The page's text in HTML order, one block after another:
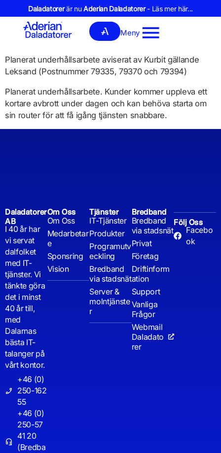
Daladatorerär nuAderian Daladatorer- Läs mer här...
Meny
Planerat underhållsarbete aviserat av Kurbit gällande
Leksand (Postnummer 79335, 79370 och 79394)
Planerat underhållsarbete. Kunder kommer uppleva ett
kortare avbrott under dagen och kan behöva starta om
sin router för att få igång tjänsten snabbare.
Daladatorer
AB
I 40 år har
vi servat
dalfolket
med IT-
tjänster. Vi
tänkte göra
det i minst
40 år till,
med
Dalarnas
bästa IT-
talanger på
vårt kontor.
+46 (0)
250-162
55
+46 (0)
250-57
41 20
(Bredba
Om Oss
Om Oss
Medarbetar
e
Sponsring
Vision
Tjänster
IT-Tjänster
Produkter
Programutv
eckling
Bredband
via stadsnät
Server &
molntjänste
r
Bredband
Bredband
via stadsnät
Privat
Företag
Driftinform
ation
Support
Vanliga
Frågor
Webmail
Daladato
rer
Följ Oss
Facebo
ok